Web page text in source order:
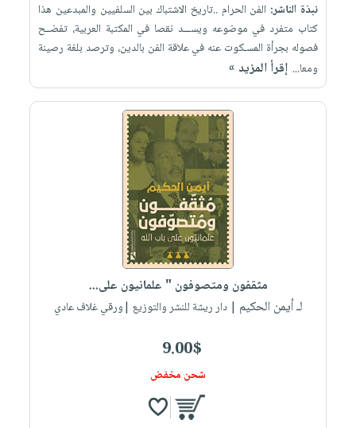
نبذة الناشر: الفن الحرام ..تاريخ الاشتباك بين السلفيين والمبدعين هذا
كتاب متفرد في موضوعه ويســـد نقصا في المكتبة العربية، تفضــح
فصوله بجرأة المسـكوت عنه في علاقة الفن بالدين، وترصد بلغة رصينة
ومعا... إقرأ المزيد »
مثقفون ومتصوفون " علمانيون على...
لـ أيمن الحكيم | دار ريشة للنشر والتوزيع |ورقي غلاف عادي
9.00$
شحن مخفض